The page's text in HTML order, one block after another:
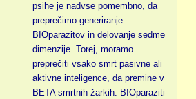
psihe je nadvse pomembno, da
preprečimo generiranje
BIOparazitov in delovanje sedme
dimenzije. Torej, moramo
preprečiti vsako smrt pasivne ali
aktivne inteligence, da premine v
BETA smrtnih žarkih. BIOparaziti